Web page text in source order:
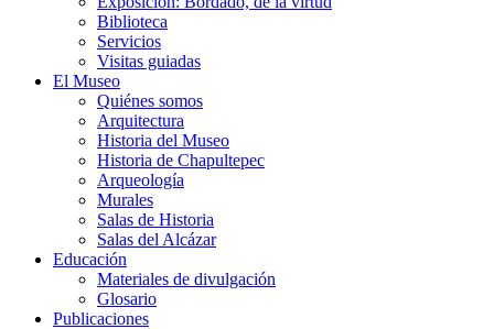
Biblioteca
Servicios
Visitas guiadas
El Museo
Quiénes somos
Arquitectura
Historia del Museo
Historia de Chapultepec
Arqueología
Murales
Salas de Historia
Salas del Alcázar
Educación
Materiales de divulgación
Glosario
Publicaciones